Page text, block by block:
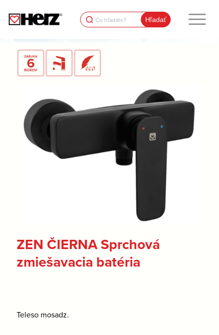
Search
for:
ZEN ČIERNA Sprchová
zmiešavacia batéria
Teleso mosadz.